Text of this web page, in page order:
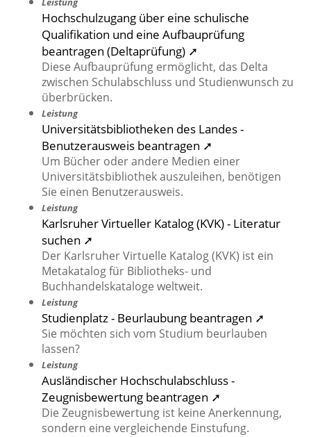
Hochschulzugang über eine schulische
Qualifikation und eine Aufbauprüfung
beantragen (Deltaprüfung) ➚
Diese Aufbauprüfung ermöglicht, das Delta
zwischen Schulabschluss und Studienwunsch zu
überbrücken.
Leistung
Universitätsbibliotheken des Landes -
Benutzerausweis beantragen ➚
Um Bücher oder andere Medien einer
Universitätsbibliothek auszuleihen, benötigen
Sie einen Benutzerausweis.
Leistung
Karlsruher Virtueller Katalog (KVK) - Literatur
suchen ➚
Der Karlsruher Virtuelle Katalog (KVK) ist ein
Metakatalog für Bibliotheks- und
Buchhandelskataloge weltweit.
Leistung
Studienplatz - Beurlaubung beantragen ➚
Sie möchten sich vom Studium beurlauben
lassen?
Leistung
Ausländischer Hochschulabschluss -
Zeugnisbewertung beantragen ➚
Die Zeugnisbewertung ist keine Anerkennung,
sondern eine vergleichende Einstufung.